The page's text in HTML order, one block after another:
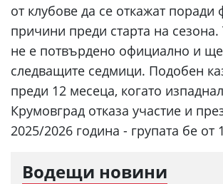
от клубове да се откажат поради
причини преди старта на
не е потвърдено официално и ще
следващите седмици. Подобен
преди 12 месеца, когато
Крумовград отказа участие и
2025/2026 година - групата бе от
Водещи новини